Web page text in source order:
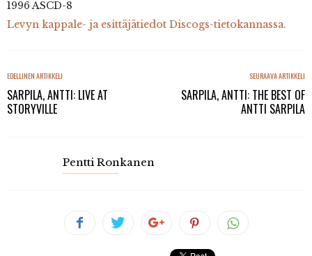
1996 ASCD-8
Levyn kappale- ja esittäjätiedot Discogs-tietokannassa.
EDELLINEN ARTIKKELI
SARPILA, ANTTI: LIVE AT
STORYVILLE
SEURAAVA ARTIKKELI
SARPILA, ANTTI: THE BEST OF
ANTTI SARPILA
Pentti Ronkanen